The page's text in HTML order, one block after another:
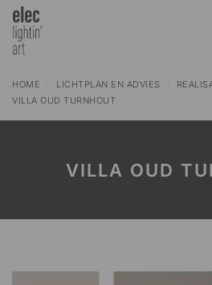
HOME LICHTPLAN EN ADVIES
VILLA OUD TURNHOUT
VILLA OUD